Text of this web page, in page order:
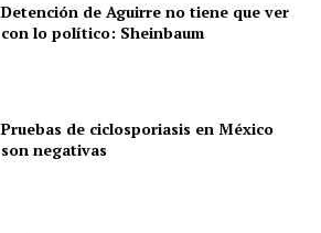
Detención de Aguirre no tiene que ver
con lo político: Sheinbaum
Pruebas de ciclosporiasis en México
son negativas